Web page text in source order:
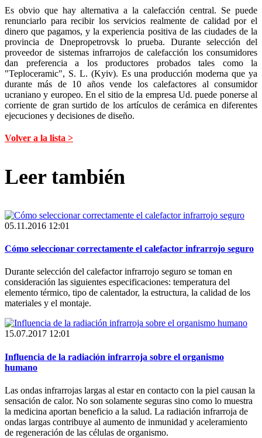
Es obvio que hay alternativa a la calefacción central. Se puede
renunciarlo para recibir los servicios realmente de calidad por el
dinero que pagamos, y la experiencia positiva de las ciudades de la
provincia de Dnepropetrovsk lo prueba. Durante selección del
proveedor de sistemas infrarrojos de calefacción los consumidores
dan preferencia a los productores probados tales como la
"Teploceramic", S. L. (Kyiv). Es una producción moderna que ya
durante más de 10 años vende los calefactores al consumidor
ucraniano y europeo. En el sitio de la empresa Ud. puede ponerse al
corriente de gran surtido de los artículos de cerámica en diferentes
ejecuciones y decisiones de diseño.
Volver a la lista >
Leer también
05.11.2016 12:01
Cómo seleccionar correctamente el calefactor infrarrojo seguro
Durante selección del calefactor infrarrojo seguro se toman en
consideración las siguientes especificaciones: temperatura del
elemento térmico, tipo de calentador, la estructura, la calidad de los
materiales y el montaje.
15.07.2017 12:01
Influencia de la radiación infrarroja sobre el organismo
humano
Las ondas infrarrojas largas al estar en contacto con la piel causan la
sensación de calor. No son solamente seguras sino como lo muestra
la medicina aportan beneficio a la salud. La radiación infrarroja de
ondas largas contribuye al aumento de inmunidad y aceleramiento
de regeneración de las células de organismo.